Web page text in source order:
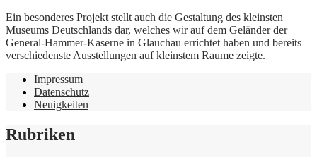
Ein besonderes Projekt stellt auch die Gestaltung des kleinsten
Museums Deutschlands dar, welches wir auf dem Geländer der
General-Hammer-Kaserne in Glauchau errichtet haben und bereits
verschiedenste Ausstellungen auf kleinstem Raume zeigte.
Impressum
Datenschutz
Neuigkeiten
Rubriken